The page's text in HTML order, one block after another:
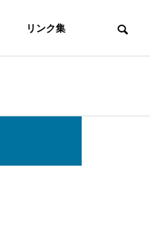
リンク集